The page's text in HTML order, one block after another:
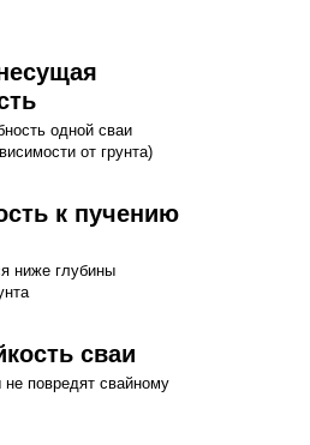
одной сваи
от грунта)
к пучению
ниже глубины
сваи
не повредят свайному